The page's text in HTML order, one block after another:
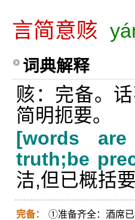
言简意赅
词典解释
赅：完备。
简明扼要。
[words
truth;be
洁,但已概括
完备：
①准备齐全：酒席